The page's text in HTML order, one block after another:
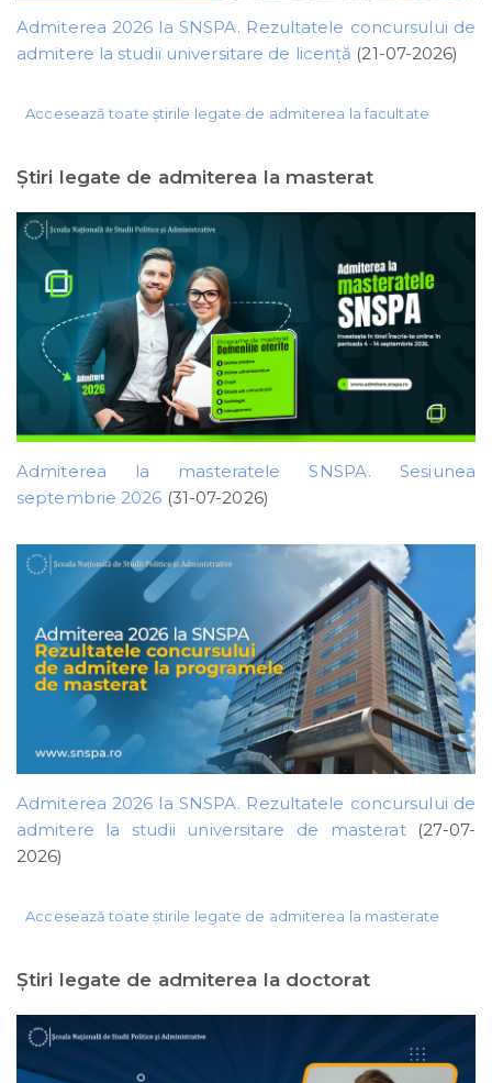
Admiterea 2026 la SNSPA. Rezultatele concursului de
admitere la studii universitare de licență (21-07-2026)
Accesează toate știrile legate de admiterea la facultate
Ştiri legate de admiterea la masterat
Admiterea la masteratele SNSPA. Sesiunea
septembrie 2026 (31-07-2026)
Admiterea 2026 la SNSPA. Rezultatele concursului de
admitere la studii universitare de masterat
(27-07-
2026)
Accesează toate știrile legate de admiterea la masterate
Ştiri legate de admiterea la doctorat